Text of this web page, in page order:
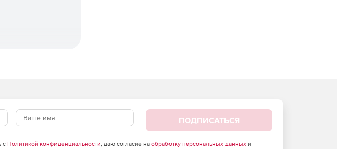
ПОДПИСАТЬСЯ
с Политикой конфиденциальности, даю согласие на обработку персональных данныхи